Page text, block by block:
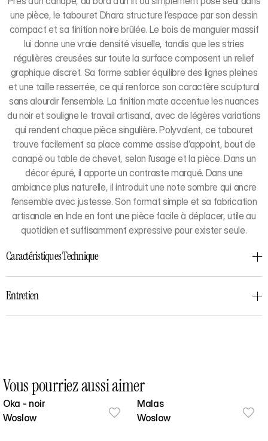
une pièce, le tabouret Dhara structure l’espace par son dessin
compact et sa finition noire brûlée. Le bois de manguier massif
lui donne une vraie densité visuelle, tandis que les stries
régulières creusées sur toute la surface composent un relief
graphique discret. Sa forme sablier équilibre des lignes pleines
et une taille resserrée, ce qui renforce son caractère sculptural
sans alourdir l’ensemble. La finition mate accentue les nuances
du noir et souligne le travail artisanal, avec de légères variations
qui rendent chaque pièce singulière. Polyvalent, ce tabouret
trouve facilement sa place comme assise d’appoint, bout de
canapé ou table de chevet, selon l’usage et la pièce. Dans un
décor épuré, il apporte un contraste marqué. Dans une
ambiance plus naturelle, il introduit une note sombre qui ancre
l’ensemble avec justesse. Son format simple et sa fabrication
artisanale en Inde en font une pièce facile à déplacer, utile au
quotidien et suffisamment expressive pour exister seule.
Caractéristiques Technique
Entretien
Vous pourriez aussi aimer
Oka - noir
Woslow
Malas
Woslow